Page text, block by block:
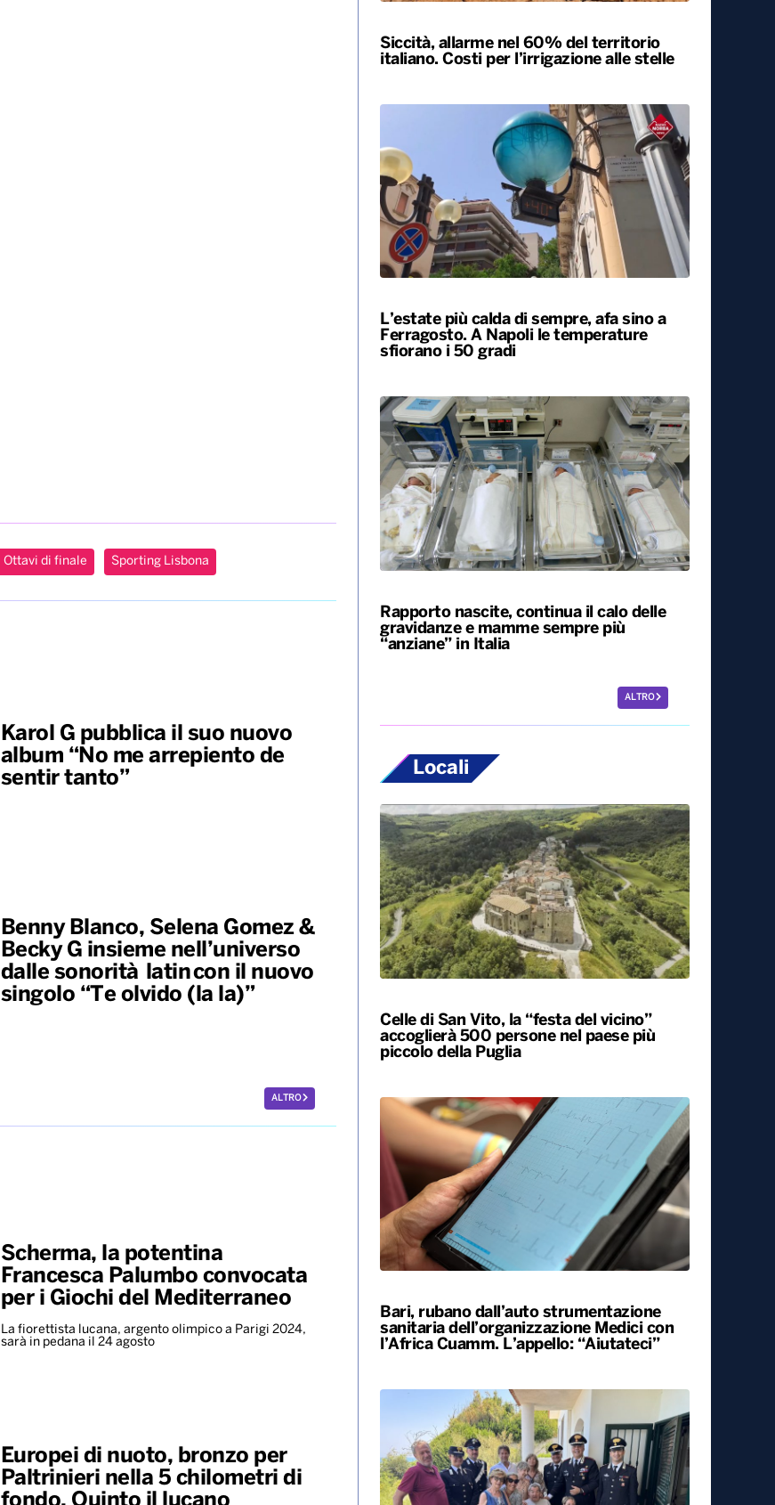
Ottavi di finale Sporting Lisbona
Karol G pubblica il suo nuovo
album “No me arrepiento de
sentir tanto”
Benny Blanco, Selena Gomez &
Becky G insieme nell’universo
dalle sonorità latin con il nuovo
singolo “Te olvido (la la)”
ALTRO
Scherma, la potentina
Francesca Palumbo convocata
per i Giochi del Mediterraneo
La fiorettista lucana, argento olimpico a Parigi 2024,
sarà in pedana il 24 agosto
Europei di nuoto, bronzo per
Paltrinieri nella 5 chilometri di
Siccità, allarme nel 60% del territorio
italiano. Costi per l’irrigazione alle stelle
L’estate più calda di sempre, afa sino a
Ferragosto. A Napoli le temperature
sfiorano i 50 gradi
Rapporto nascite, continua il calo delle
gravidanze e mamme sempre più
“anziane” in Italia
ALTRO
Locali
Celle di San Vito, la “festa del vicino”
accoglierà 500 persone nel paese più
piccolo della Puglia
Bari, rubano dall’auto strumentazione
sanitaria dell’organizzazione Medici con
l’Africa Cuamm. L’appello: “Aiutateci”